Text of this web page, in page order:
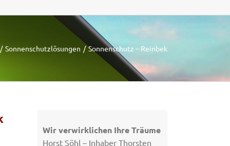
Sonnenschutzlösungen Sonnenschutz – Reinbek
Wir verwirklichen Ihre Träume
Horst Söhl – Inhaber Thorsten